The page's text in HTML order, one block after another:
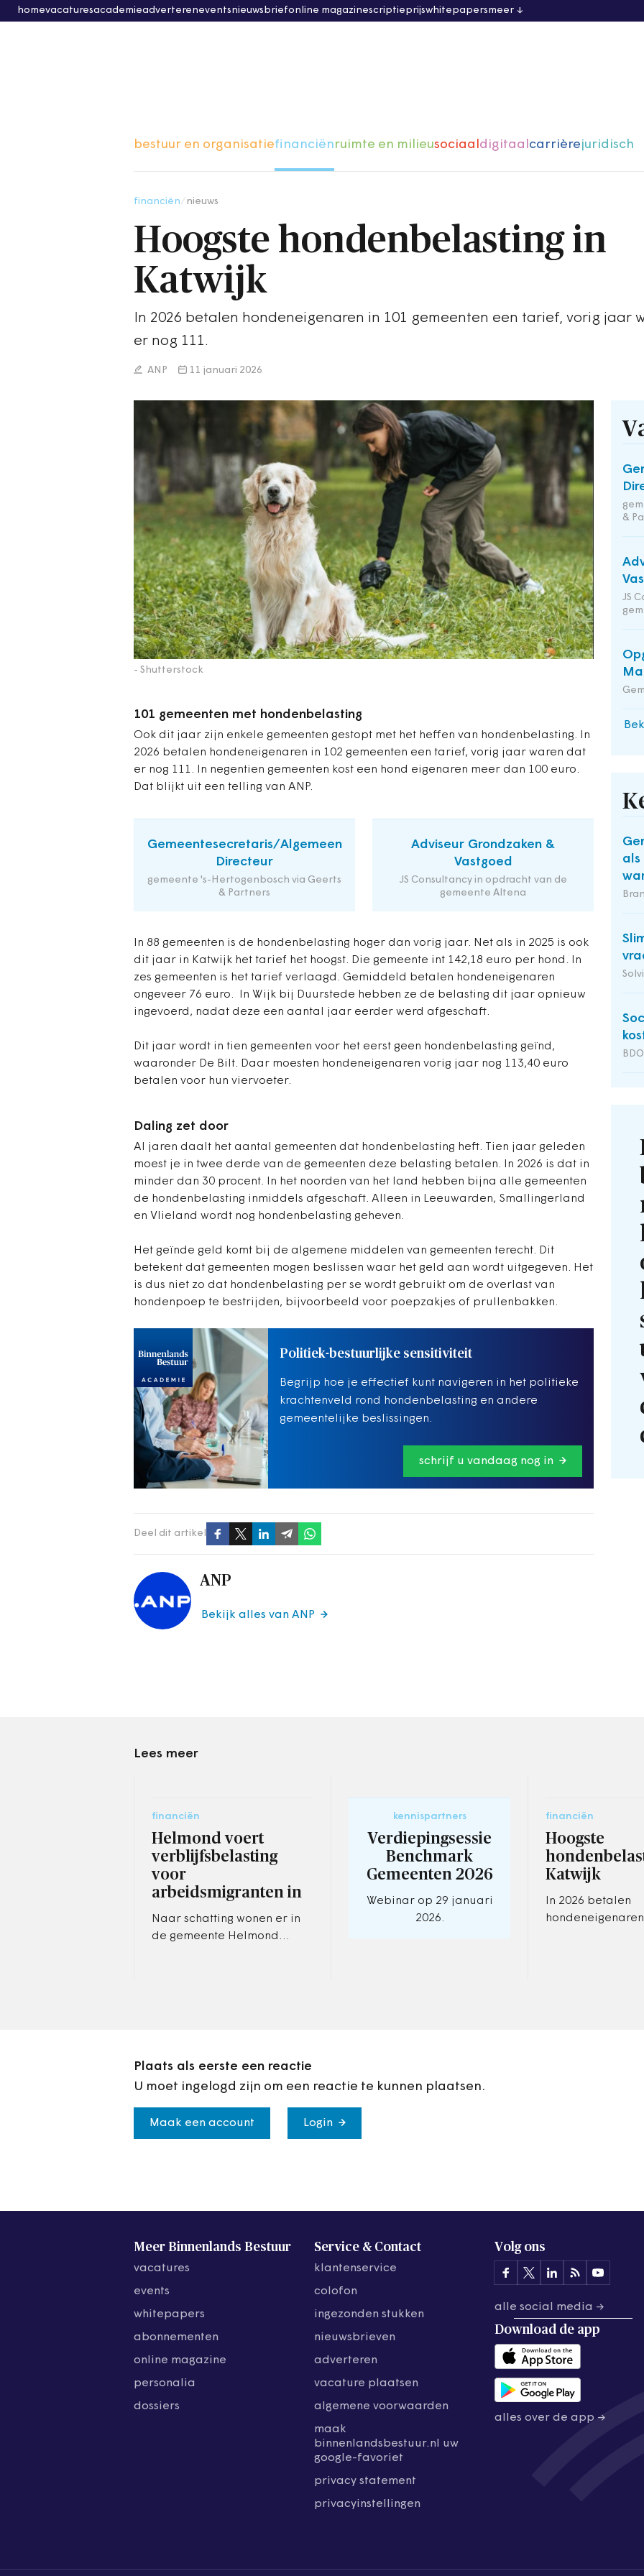
homevacaturesacademieadvertereneventsnieuwsbriefonline magazinescriptieprijswhitepapersmeer
bestuur en organisatiefinanciënruimte en milieusociaaldigitaalcarrièrejuridisch
financiën nieuws
Hoogste hondenbelasting in
Katwijk
In 2026 betalen hondeneigenaren in 101 gemeenten een tarief, vorig jaar
er nog 111.
ANP 11 januari 2026
- Shutterstock
101 gemeenten met hondenbelasting
Ook dit jaar zijn enkele gemeenten gestopt met het heffen van hondenbelasting. In
2026 betalen hondeneigenaren in 102 gemeenten een tarief, vorig jaar waren dat
er nog 111. In negentien gemeenten kost een hond eigenaren meer dan 100 euro.
Dat blijkt uit een telling van ANP.
Gemeentesecretaris/Algemeen
Directeur
gemeente 's-Hertogenbosch via Geerts
& Partners
Adviseur Grondzaken &
Vastgoed
JS Consultancy in opdracht van de
gemeente Altena
In 88 gemeenten is de hondenbelasting hoger dan vorig jaar. Net als in 2025 is ook
dit jaar in Katwijk het tarief het hoogst. Die gemeente int 142,18 euro per hond. In
zes gemeenten is het tarief verlaagd. Gemiddeld betalen hondeneigenaren
ongeveer 76 euro. In Wijk bij Duurstede hebben ze de belasting dit jaar opnieuw
ingevoerd, nadat deze een aantal jaar eerder werd afgeschaft.
&
JS
als
Dit jaar wordt in tien gemeenten voor het eerst geen hondenbelasting geïnd,
waaronder De Bilt. Daar moesten hondeneigenaren vorig jaar nog 113,40 euro
betalen voor hun viervoeter.
Daling zet door
Al jaren daalt het aantal gemeenten dat hondenbelasting heft. Tien jaar geleden
moest je in twee derde van de gemeenten deze belasting betalen. In 2026 is dat in
minder dan 30 procent. In het noorden van het land hebben bijna alle gemeenten
de hondenbelasting inmiddels afgeschaft. Alleen in Leeuwarden, Smallingerland
en Vlieland wordt nog hondenbelasting geheven.
Het geïnde geld komt bij de algemene middelen van gemeenten terecht. Dit
betekent dat gemeenten mogen beslissen waar het geld aan wordt uitgegeven. Het
is dus niet zo dat hondenbelasting per se wordt gebruikt om de overlast van
hondenpoep te bestrijden, bijvoorbeeld voor poepzakjes of prullenbakken.
Politiek-bestuurlijke sensitiviteit
Begrijp hoe je effectief kunt navigeren in het politieke
krachtenveld rond hondenbelasting en andere
gemeentelijke beslissingen.
schrijf u vandaag nog in
Deel dit artikel
ANP
Bekijk alles van ANP
Lees meer
financiën
Helmond voert
verblijfsbelasting
voor
arbeidsmigranten in
Naar schatting wonen er in
de gemeente Helmond
kennispartners
Verdiepingsessie
Benchmark
Gemeenten 2026
Webinar op 29 januari
2026.
financiën
Hoogste
Katwijk
In 2026 betalen
Plaats als eerste een reactie
U moet ingelogd zijn om een reactie te kunnen plaatsen.
Maak een account Login
Meer Binnenlands Bestuur
vacatures
events
whitepapers
abonnementen
online magazine
personalia
dossiers
Service & Contact
klantenservice
colofon
ingezonden stukken
nieuwsbrieven
adverteren
vacature plaatsen
algemene voorwaarden
maak
binnenlandsbestuur.nl uw
google-favoriet
privacy statement
privacyinstellingen
Volg ons
alle social media →
Download de app
alles over de app →